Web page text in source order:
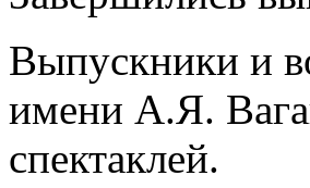
Выпускники и
имени А.Я.
спектаклей.